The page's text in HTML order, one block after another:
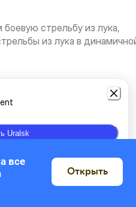
стрельбу из лука,
из лука в
map
Uralsk
все
Открыть